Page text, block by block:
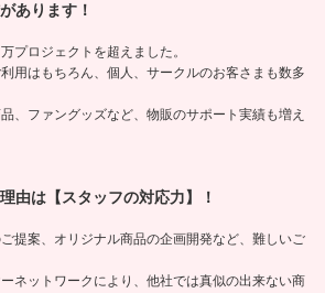
あります！
プロジェクトを超えました。
用はもちろん、個人、サークルのお客さまも数多
、ファングッズなど、物販のサポート実績も増え
由は【スタッフの対応力】！
提案、オリジナル商品の企画開発など、難しいご
ネットワークにより、他社では真似の出来ない商